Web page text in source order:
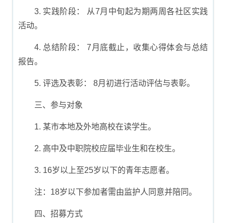
3. 实践阶段： 从7月中旬起为期两周各社区实践
活动。
4. 总结阶段： 7月底截止，收集心得体会与总结
报告。
5. 评选及表彰： 8月初进行活动评估与表彰。
三、参与对象
1. 某市本地及外地高校在读学生。
2. 高中及中职院校应届毕业生和在校生。
3. 16岁以上至25岁以下的青年志愿者。
注：18岁以下参加者需由监护人同意并陪同。
四、招募方式